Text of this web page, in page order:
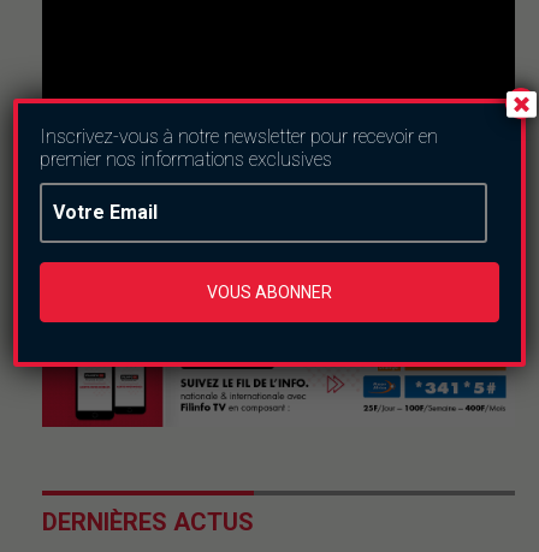
Nous suivre
DERNIÈRES ACTUS
Inscrivez-vous à notre newsletter pour recevoir en
premier nos informations exclusives
VOUS ABONNER